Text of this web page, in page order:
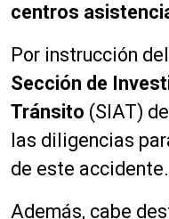
centros
Por instrucción
Sección de
Tránsito (SIAT)
las diligencias
de este accidente.
Además, cabe